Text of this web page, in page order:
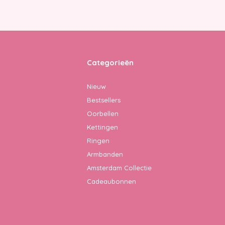
Categorieën
Nieuw
Bestsellers
Oorbellen
Kettingen
Ringen
Armbanden
Amsterdam Collectie
Cadeaubonnen